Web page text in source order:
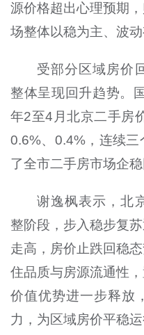
源价格超出心理预期
场整体以稳为主、波动
受部分区域房价
整体呈现回升趋势。
年2至4月北京二手房
0.6%、0.4%，连续
了全市二手房市场企稳
谢逸枫表示，北
整阶段，步入稳步复
走高，房价止跌回稳
住品质与房源流通性
价值优势进一步释放
力，为区域房价平稳